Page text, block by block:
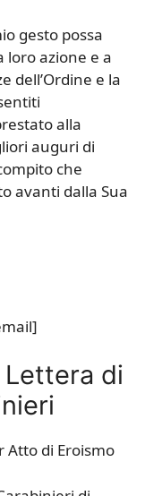
gesto possa
loro azione e a
dell’Ordine e la
alla
auguri di
che
avanti dalla Sua
di
Atto di Eroismo